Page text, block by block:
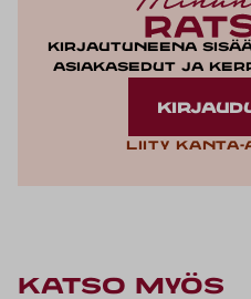
Kirjautuneena
asiakasedut ja
Liity kanta-
KATSO MYÖS